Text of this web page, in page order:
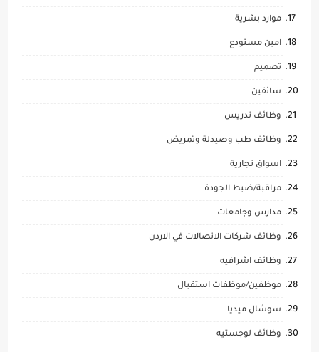
موارد بشرية
امين مستودع
تصميم
سائقين
وظائف تدريس
وظائف طب وصيدلة وتمريض
اسواق تجارية
مراقبة/ضبط الجودة
مدارس وجامعات
وظائف شركات الاتصالات في الاردن
وظائف اشرافيه
موظفين/موظفات استقبال
سوشال ميديا
وظائف لوجستيه